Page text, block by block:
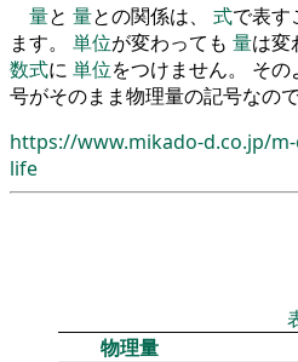
量と 量との関係は、 式で表す
ます。 単位が変わっても 量は変
数式に 単位をつけません。 そ
号がそのまま物理量の記号なの
https://www.mikado-d.co.jp/
life
物理量